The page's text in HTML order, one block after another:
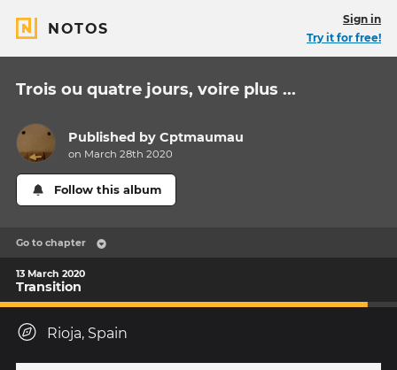
NOTOS
Sign in
Try it for free!
Trois ou quatre jours, voire plus ...
Published byCptmaumau
on March 28th 2020
Follow this album
Go to chapter
13 March 2020
Transition
Rioja, Spain